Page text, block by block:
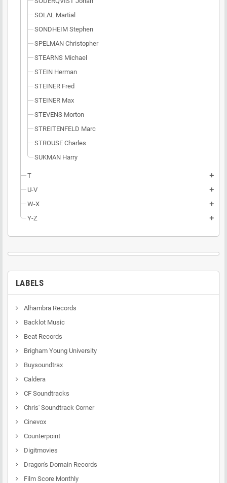
SOLAL Martial
SONDHEIM Stephen
SPELMAN Christopher
STEARNS Michael
STEIN Herman
STEINER Fred
STEINER Max
STEVENS Morton
STREITENFELD Marc
STROUSE Charles
SUKMAN Harry
T add
U-V add
W-X add
Y-Z add
LABELS
Alhambra Records
Backlot Music
Beat Records
Brigham Young University
Buysoundtrax
Caldera
CF Soundtracks
Chris' Soundtrack Corner
Cinevox
Counterpoint
Digitmovies
Dragon's Domain Records
Film Score Monthly